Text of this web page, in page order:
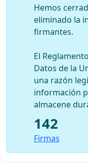
Hemos
eliminado la
firmantes.
El
Datos de la
una razón
información
almacene
142
Firmas